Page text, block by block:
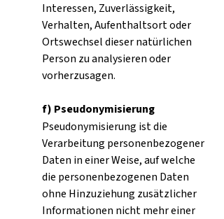
Interessen, Zuverlässigkeit,
Verhalten, Aufenthaltsort oder
Ortswechsel dieser natürlichen
Person zu analysieren oder
vorherzusagen.
f) Pseudonymisierung
Pseudonymisierung ist die
Verarbeitung personenbezogener
Daten in einer Weise, auf welche
die personenbezogenen Daten
ohne Hinzuziehung zusätzlicher
Informationen nicht mehr einer